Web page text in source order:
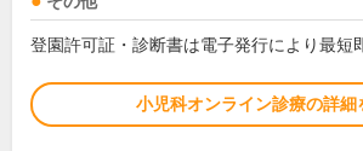
登園許可証・診断書は電子発行により最短
小児科オンライン診療の詳細